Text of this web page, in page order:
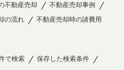
不動産売却
不動産売却事例
の流れ 不動産売却時の諸費用
で検索
保存した検索条件